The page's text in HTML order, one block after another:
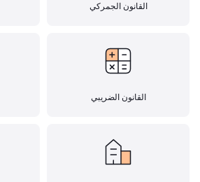
القانون الجمركي
القانون الضريبي